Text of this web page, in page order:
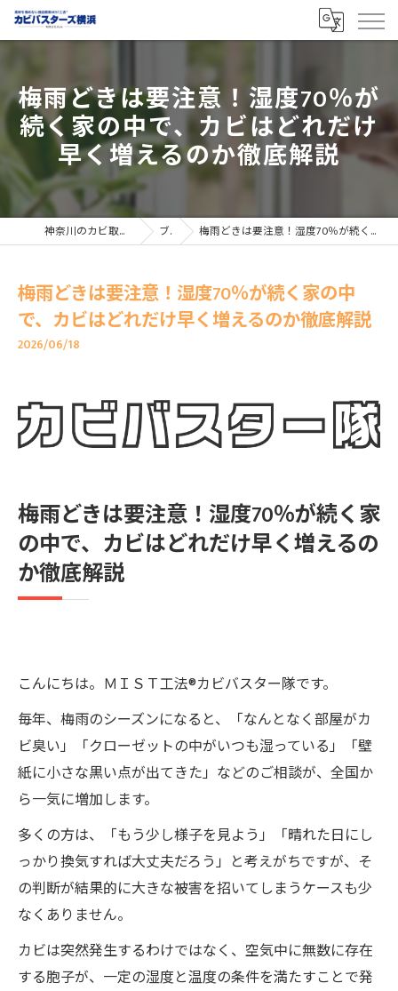
梅雨どきは要注意！湿度70％が
続く家の中で、カビはどれだけ
早く増えるのか徹底解説
神奈川のカビ取りならカビバスターズ横浜 ブログ 梅雨どきは要注意！湿度70％が続く家の中で、カビはどれだけ早く増えるのか徹底解説
梅雨どきは要注意！湿度70％が続く家の中
で、カビはどれだけ早く増えるのか徹底解説
2026/06/18
梅雨どきは要注意！湿度70％が続く家
の中で、カビはどれだけ早く増えるの
か徹底解説
こんにちは。ＭＩＳＴ工法®カビバスター隊です。
毎年、梅雨のシーズンになると、「なんとなく部屋がカ
ビ臭い」「クローゼットの中がいつも湿っている」「壁
紙に小さな黒い点が出てきた」などのご相談が、全国か
ら一気に増加します。
多くの方は、「もう少し様子を見よう」「晴れた日にし
っかり換気すれば大丈夫だろう」と考えがちですが、そ
の判断が結果的に大きな被害を招いてしまうケースも少
なくありません。
カビは突然発生するわけではなく、空気中に無数に存在
する胞子が、一定の湿度と温度の条件を満たすことで発